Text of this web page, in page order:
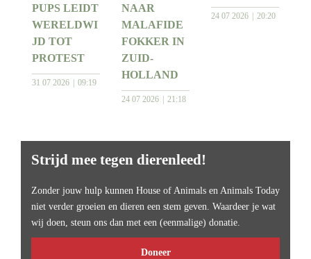
PUPS LEIDT
WERELDWI
JD TOT
PROTEST
31 07 2026 09:19
NAAR
MALAFIDE
FOKKER IN
ZUID-
HOLLAND
24 07 2026 21:18
24 07 2026 20:20
Strijd mee tegen dierenleed!
Zonder jouw hulp kunnen House of Animals en Animals Today
niet verder groeien en dieren een stem geven. Waardeer je wat
wij doen, steun ons dan met een (eenmalige) donatie.
Doneer